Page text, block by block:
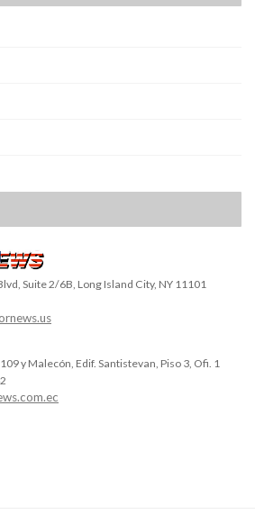
Suite 2/6B, Long Island City, NY 11101
y Malecón, Edif. Santistevan, Piso 3, Ofi. 1